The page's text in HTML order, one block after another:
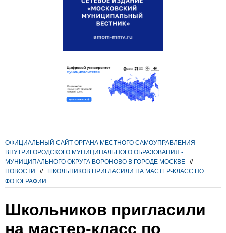
ОФИЦИАЛЬНЫЙ САЙТ ОРГАНА МЕСТНОГО САМОУПРАВЛЕНИЯ
ВНУТРИГОРОДСКОГО МУНИЦИПАЛЬНОГО ОБРАЗОВАНИЯ -
МУНИЦИПАЛЬНОГО ОКРУГА ВОРОНОВО В ГОРОДЕ МОСКВЕ
//
НОВОСТИ
//
ШКОЛЬНИКОВ ПРИГЛАСИЛИ НА МАСТЕР-КЛАСС ПО
ФОТОГРАФИИ
Школьников пригласили
на мастер-класс по